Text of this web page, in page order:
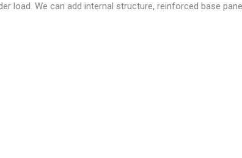
load. We can add internal structure, reinforced base